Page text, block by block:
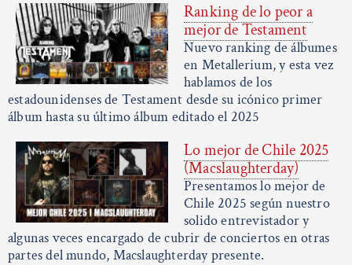
Ranking de lo peor a
mejor de Testament
Nuevo ranking de álbumes
en Metallerium, y esta vez
hablamos de los
estadounidenses de Testament desde su icónico primer
álbum hasta su último álbum editado el 2025
Lo mejor de Chile 2025
(Macslaughterday)
Presentamos lo mejor de
Chile 2025 según nuestro
solido entrevistador y
algunas veces encargado de cubrir de conciertos en otras
partes del mundo, Macslaughterday presente.